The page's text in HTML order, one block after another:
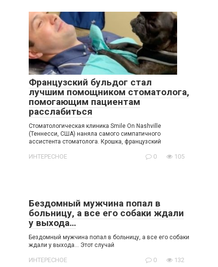
Французский бульдог стал
лучшим помощником стоматолога,
помогающим пациентам
расслабиться
Стоматологическая клиника Smile On Nashville
(Теннесси, США) наняла самого симпатичного
ассистента стоматолога. Крошка, французский
ИНТЕРЕСНОЕ 0 105
Бездомный мужчина попал в
больницу, а все его собаки ждали
у выхода…
Бездомный мужчина попал в больницу, а все его собаки
ждали у выхода… Этот случай
ИНТЕРЕСНОЕ 0 132